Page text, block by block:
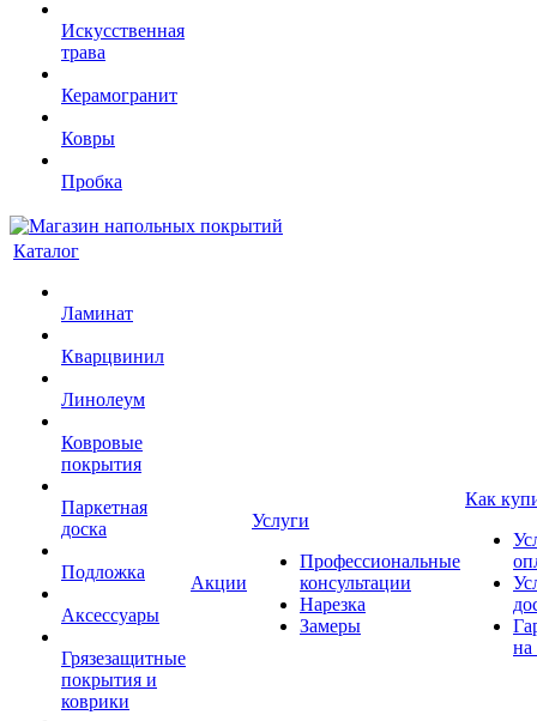
Искусственная
трава
Керамогранит
Ковры
Пробка
Каталог
Ламинат
Кварцвинил
Линолеум
Ковровые
покрытия
Паркетная
доска
Подложка
Аксессуары
Грязезащитные
покрытия и
коврики
Акции
Услуги
Профессиональные
консультации
Нарезка
Замеры
Как
на